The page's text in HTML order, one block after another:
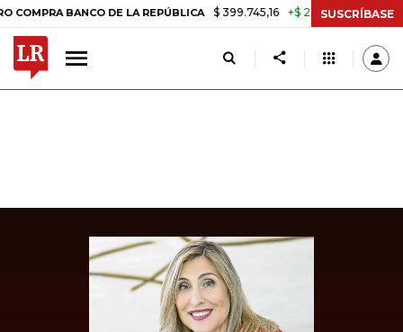
BANCO DE LA REPÚBLICA $ 399.745,16 +$ 2.295,71 +0,58%
SUSCRÍBASE